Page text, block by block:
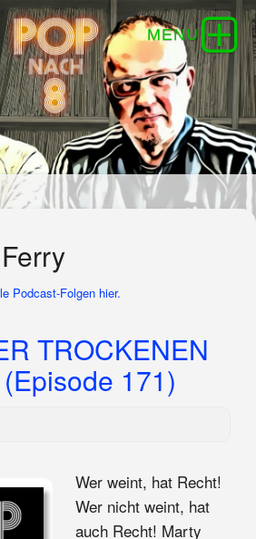
Podcast-Folgen hier.
TROCKENEN
171)
Wer weint, hat Recht!
Wer nicht weint, hat
auch Recht! Marty